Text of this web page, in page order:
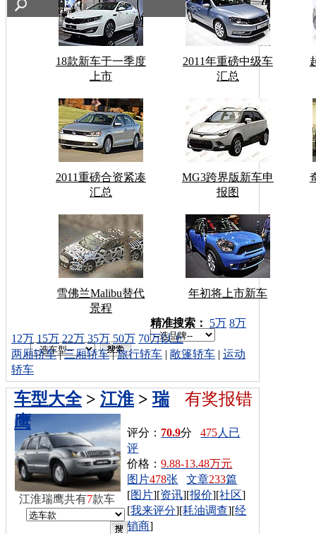
18款新车于一季度
上市
2011年重磅中级车
汇总
2011重磅合资紧凑
汇总
MG3跨界版新车申
报图
雪佛兰Malibu替代
景程
年初将上市新车
车型搜索：
精准搜索： 5万 8万
12万 15万 22万 35万 50万 70万以上
两厢轿车|三厢轿车|旅行轿车 | 敞篷轿车 | 运动
轿车
有奖报错
车型大全> 江淮 >瑞
鹰
评分： 70.9分475人已
评
价格：9.88-13.48万元
图片478张 文章233篇
[图片][资讯][报价][社区]
[我来评分][耗油调查][经
销商]
江淮瑞鹰共有7款车